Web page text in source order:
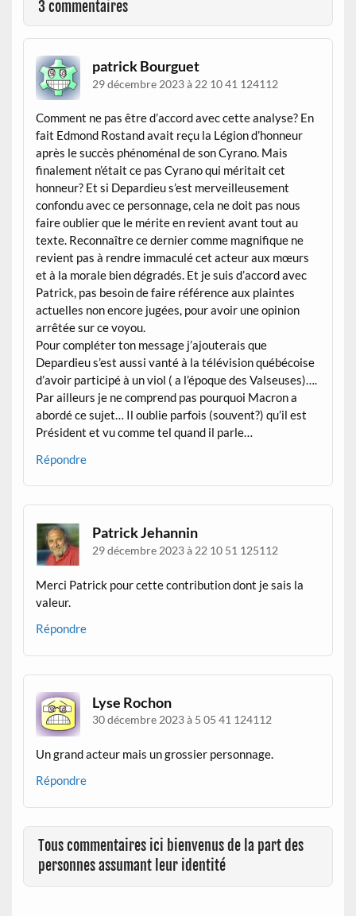
3 commentaires
patrick Bourguet
29 décembre 2023 à 22 10 41 124112
Comment ne pas être d’accord avec cette analyse? En
fait Edmond Rostand avait reçu la Légion d’honneur
après le succès phénoménal de son Cyrano. Mais
finalement n’était ce pas Cyrano qui méritait cet
honneur? Et si Depardieu s’est merveilleusement
confondu avec ce personnage, cela ne doit pas nous
faire oublier que le mérite en revient avant tout au
texte. Reconnaître ce dernier comme magnifique ne
revient pas à rendre immaculé cet acteur aux mœurs
et à la morale bien dégradés. Et je suis d’accord avec
Patrick, pas besoin de faire référence aux plaintes
actuelles non encore jugées, pour avoir une opinion
arrêtée sur ce voyou.
Pour compléter ton message j’ajouterais que
Depardieu s’est aussi vanté à la télévision québécoise
d’avoir participé à un viol ( a l’époque des Valseuses)….
Par ailleurs je ne comprend pas pourquoi Macron a
abordé ce sujet… Il oublie parfois (souvent?) qu’il est
Président et vu comme tel quand il parle…
Répondre
Patrick Jehannin
29 décembre 2023 à 22 10 51 125112
Merci Patrick pour cette contribution dont je sais la
valeur.
Répondre
Lyse Rochon
30 décembre 2023 à 5 05 41 124112
Un grand acteur mais un grossier personnage.
Répondre
Tous commentaires ici bienvenus de la part des
personnes assumant leur identité